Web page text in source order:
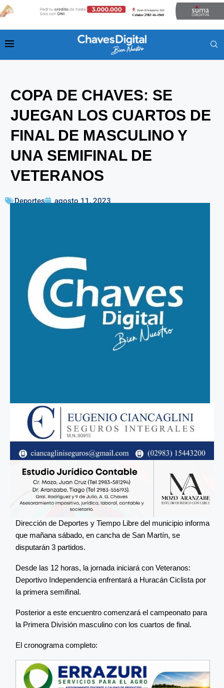
COPA DE CHAVES: SE
JUEGAN LOS CUARTOS DE
FINAL DE MASCULINO Y
UNA SEMIFINAL DE
VETERANOS
Deportes agosto 11, 2023
Dirección de Deportes y Tiempo Libre del municipio informa
que mañana sábado, en cancha de San Martín, se
disputarán 3 partidos.
Desde las 12 horas, la jornada iniciará con Veteranos:
Deportivo Independencia enfrentará a Huracán Ciclista por
la primera semifinal.
Posterior a este encuentro comenzará el campeonato para
la Primera División masculino con los cuartos de final.
El cronograma completo: